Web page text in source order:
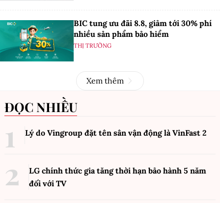
BIC tung ưu đãi 8.8, giảm tới 30% phí
nhiều sản phẩm bảo hiểm
THỊ TRƯỜNG
Xem thêm
ĐỌC NHIỀU
Lý do Vingroup đặt tên sân vận động là VinFast 2
LG chính thức gia tăng thời hạn bảo hành 5 năm
đối với TV